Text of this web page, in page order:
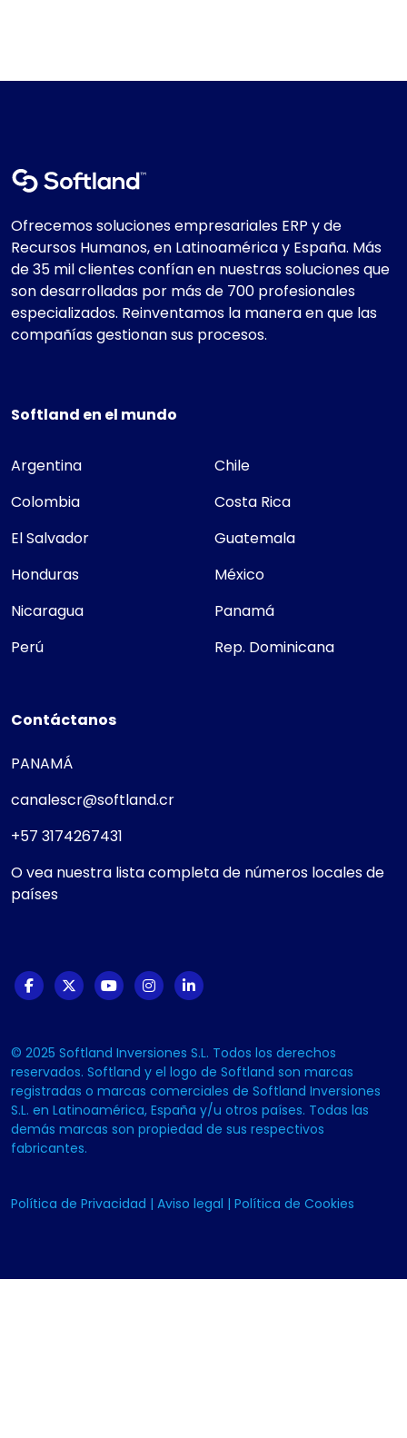
Ofrecemos soluciones empresariales ERP y de
Recursos Humanos, en Latinoamérica y España. Más
de 35 mil clientes confían en nuestras soluciones que
son desarrolladas por más de 700 profesionales
especializados. Reinventamos la manera en que las
compañías gestionan sus procesos.
Softland en el mundo
Argentina
Chile
Colombia
Costa Rica
El Salvador
Guatemala
Honduras
México
Nicaragua
Panamá
Perú
Rep. Dominicana
Contáctanos
PANAMÁ
canalescr@softland.cr
+57 3174267431
O vea nuestra lista completa de números locales de
países
© 2025 Softland Inversiones S.L. Todos los derechos
reservados. Softland y el logo de Softland son marcas
registradas o marcas comerciales de Softland Inversiones
S.L. en Latinoamérica, España y/u otros países. Todas las
demás marcas son propiedad de sus respectivos
fabricantes.
Política de Privacidad | Aviso legal | Política de Cookies